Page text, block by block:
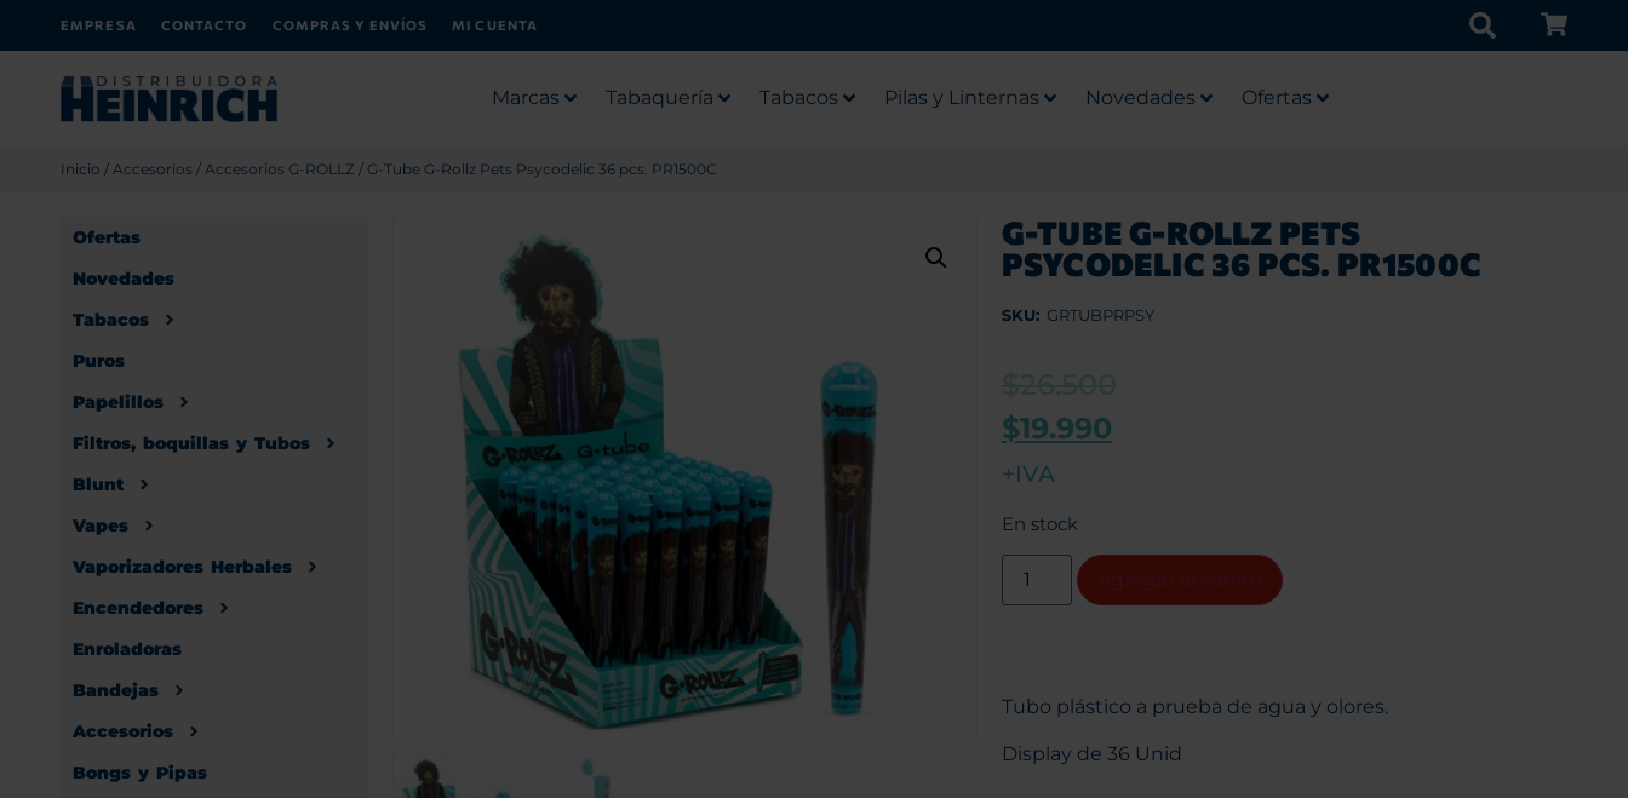
EMPRESA CONTACTO COMPRAS Y ENVÍOS MI CUENTA
Marcas Tabaquería Tabacos Pilas y Linternas Novedades Ofertas
Inicio / Accesorios / Accesorios G-ROLLZ / G-Tube G-Rollz Pets Psycodelic 36 pcs. PR1500C
Ofertas
Novedades
Tabacos
Puros
Papelillos
Filtros, boquillas y Tubos
Blunt
Vapes
Vaporizadores Herbales
Encendedores
Enroladoras
Bandejas
Accesorios
Bongs y Pipas
G-TUBE G-ROLLZ PETS
PSYCODELIC 36 PCS. PR1500C
SKU: GRTUBPRPSY
$19.990
+IVA
En stock
Tubo plástico a prueba de agua y olores.
Display de 36 Unid